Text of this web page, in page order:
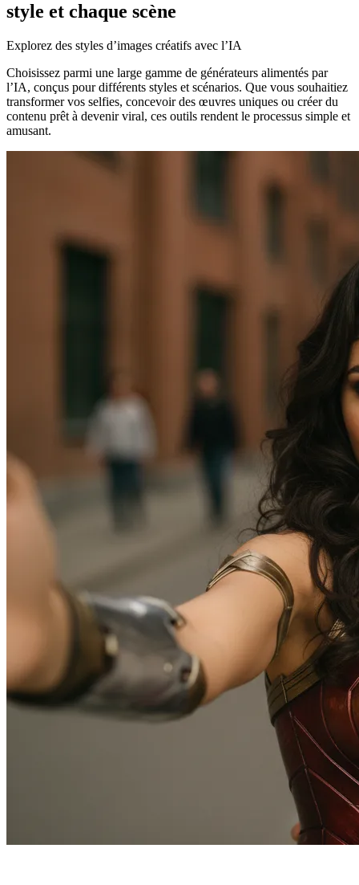
style et chaque scène
Explorez des styles d’images créatifs avec l’IA
Choisissez parmi une large gamme de générateurs alimentés par
l’IA, conçus pour différents styles et scénarios. Que vous souhaitiez
transformer vos selfies, concevoir des œuvres uniques ou créer du
contenu prêt à devenir viral, ces outils rendent le processus simple et
amusant.